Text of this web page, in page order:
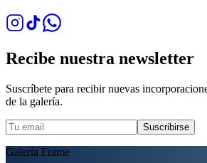
Recibe nuestra newsletter
Suscríbete para recibir nuevas
de la galería.
Suscribirse
Galería Frame